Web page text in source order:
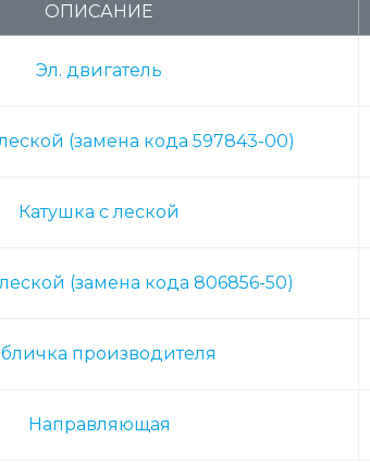
ОПИСАНИЕ
Эл. двигатель
(замена кода 597843-00)
Катушка с леской
(замена кода 806856-50)
производителя
Направляющая